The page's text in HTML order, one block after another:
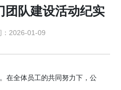
队建设活动纪实
：2026-01-09
在全体员工的共同努力下，公